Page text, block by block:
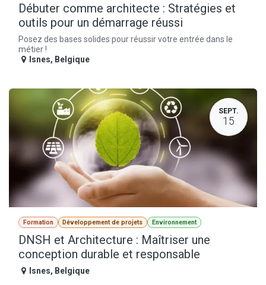
Débuter comme architecte : Stratégies et
outils pour un démarrage réussi
Posez des bases solides pour réussir votre entrée dans le
métier !
Isnes, Belgique
SEPT.
15
Formation Développement de projets Environnement
DNSH et Architecture : Maîtriser une
conception durable et responsable
Isnes, Belgique